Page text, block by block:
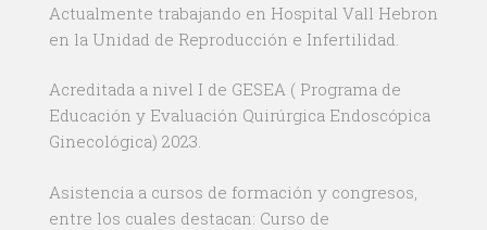
Actualmente trabajando en Hospital Vall Hebron
en la Unidad de Reproducción e Infertilidad.
Acreditada a nivel I de GESEA ( Programa de
Educación y Evaluación Quirúrgica Endoscópica
Ginecológica) 2023.
Asistencia a cursos de formación y congresos,
entre los cuales destacan: Curso de